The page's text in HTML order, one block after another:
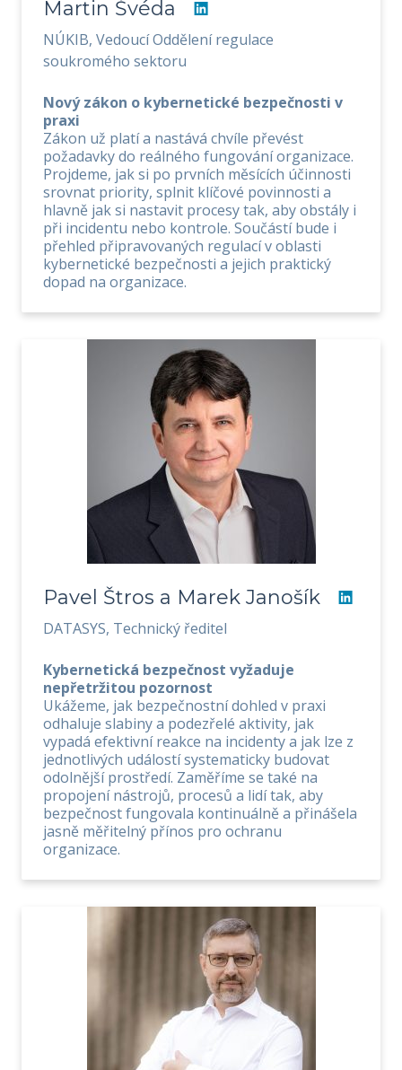
Martin Švéda
NÚKIB, Vedoucí Oddělení regulace
soukromého sektoru
Nový zákon o kybernetické bezpečnosti v
praxi
Zákon už platí a nastává chvíle převést
požadavky do reálného fungování organizace.
Projdeme, jak si po prvních měsících účinnosti
srovnat priority, splnit klíčové povinnosti a
hlavně jak si nastavit procesy tak, aby obstály i
při incidentu nebo kontrole. Součástí bude i
přehled připravovaných regulací v oblasti
kybernetické bezpečnosti a jejich praktický
dopad na organizace.
Pavel Štros a Marek Janošík
DATASYS, Technický ředitel
Kybernetická bezpečnost vyžaduje
nepřetržitou pozornost
Ukážeme, jak bezpečnostní dohled v praxi
odhaluje slabiny a podezřelé aktivity, jak
vypadá efektivní reakce na incidenty a jak lze z
jednotlivých událostí systematicky budovat
odolnější prostředí. Zaměříme se také na
propojení nástrojů, procesů a lidí tak, aby
bezpečnost fungovala kontinuálně a přinášela
jasně měřitelný přínos pro ochranu
organizace.